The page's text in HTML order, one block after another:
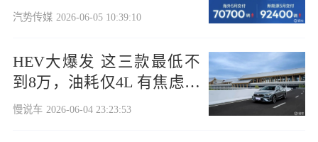
汽势传媒 2026-06-05 10:39:10
HEV大爆发 这三款最低不
到8万，油耗仅4L 有焦虑的
来
慢说车 2026-06-04 23:23:53